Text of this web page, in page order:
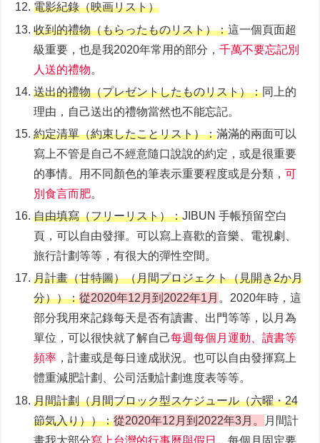
電影紀錄（映画リスト）
收到的禮物（もらったものリスト）：這一個頁面超
級重要，也是我2020年常用的部分，千萬不要忘記別
人送的禮物。
送出的禮物（プレゼントしたものリスト）：同上的
理由，自己送出的禮物當然也不能忘記。
約定清單（約束したことリスト）：滿滿的兩面可以
寫上不管是自己不經意隨口說說的約定，或是很重要
的事情。用不同顏色的筆表示重要程度或是分類，可
別食言而肥。
自由填寫（フリーリスト）：JIBUN 手帳預留空白
頁，可以自由發揮。可以寫上喜歡的音樂、電視劇、
旅行計劃等等，有很大的彈性空間。
月計畫（甘特圖）（⽉間プロジェクト（⾒開き2か⽉
分））：從2020年12月到2022年1月 。2020年時，這
部分我用來記錄每天是否有讀書、出門等等，以月為
單位，可以很快就了解自己每週每個月運動、讀書等
頻率 ，計畫或是每日達成狀況。也可以自由發揮寫上
體重減肥計劃、公司活動計劃進度表等等。
月間計劃（⽉間ブロック型スケジュール（六曜・24
節気⼊り））：從2020年12月到2022年3月。
月間計
畫我大部分寫上台灣的行事曆與假日
、每個月固定要